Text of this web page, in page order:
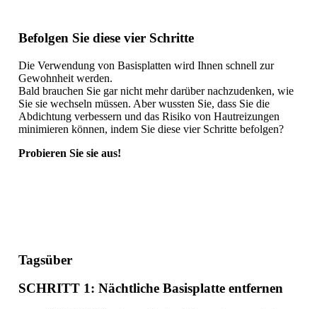
Befolgen Sie diese vier Schritte
Die Verwendung von Basisplatten wird Ihnen schnell zur
Gewohnheit werden.
Bald brauchen Sie gar nicht mehr darüber nachzudenken, wie
Sie sie wechseln müssen. Aber wussten Sie, dass Sie die
Abdichtung verbessern und das Risiko von Hautreizungen
minimieren können, indem Sie diese vier Schritte befolgen?
Probieren Sie sie aus!
Tagsüber
SCHRITT 1: Nächtliche Basisplatte entfernen